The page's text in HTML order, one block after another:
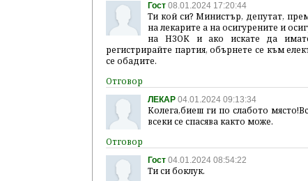
Гост 08.01.2024 17:20:44
Ти кой си? Министър, депутат,
на лекарите а на осигурените и
на НЗОК и ако искате да
регистрирайте партия, обърнете се към
се обадите.
ЛЕКАР 04.01.2024 09:13:34
Колега,биеш ги по слабото
всеки се спасява както може.
Гост 04.01.2024 08:54:22
Ти си боклук.